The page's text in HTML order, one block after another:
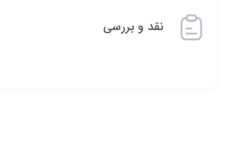
نقد و بررسی